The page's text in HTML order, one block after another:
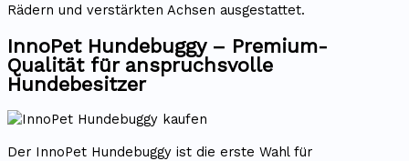
Rädern und verstärkten Achsen ausgestattet.
InnoPet Hundebuggy – Premium-
Qualität für anspruchsvolle
Hundebesitzer
Der InnoPet Hundebuggy ist die erste Wahl für